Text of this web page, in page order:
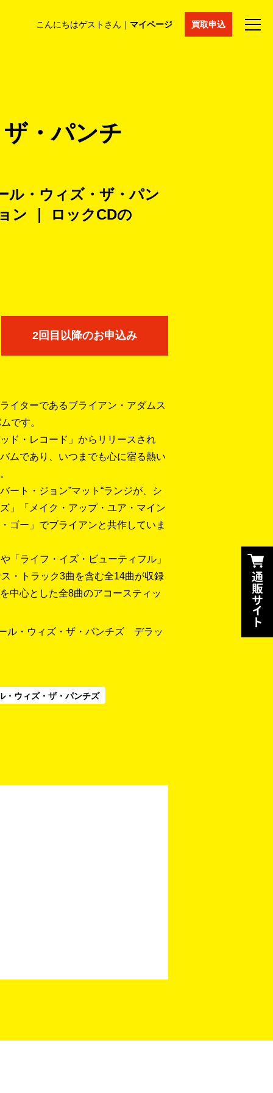
こんにちはゲストさん｜ マイページ 買取申込
コラム マイページ 採用情報 通販サイト
・パンチ
ル・ウィズ・ザ・パン
ン ｜ ロックCDの
2回目以降のお申込み
イターであるブライアン・アダムス
です。
ド・レコード」からリリースされ
ムであり、いつまでも心に宿る熱い
ート・ジョン”マット“ランジが、シ
」「メイク・アップ・ユア・マイン
ゴー」でブライアンと共作していま
「ライフ・イズ・ビューティフル」
・トラック3曲を含む全14曲が収録
中心とした全8曲のアコースティッ
ル・ウィズ・ザ・パンチズ デラッ
・ウィズ・ザ・パンチズ